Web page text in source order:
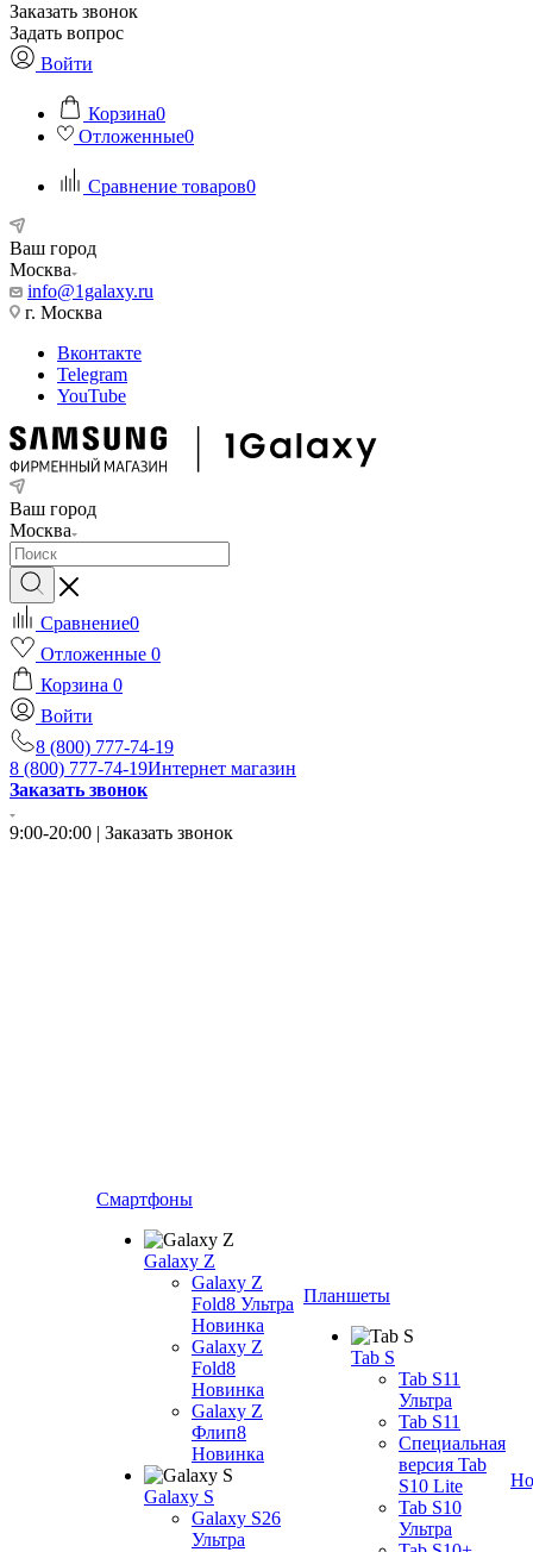
Заказать звонок
Задать вопрос
Войти
Корзина0
Отложенные0
Сравнение товаров0
Ваш город
Москва
info@1galaxy.ru
г. Москва
Вконтакте
Telegram
YouTube
Ваш город
Москва
Сравнение0
Отложенные 0
Корзина 0
Войти
8 (800) 777-74-19
8 (800) 777-74-19Интернет магазин
Заказать звонок
9:00-20:00 | Заказать звонок
Смартфоны
Galaxy Z
Galaxy Z
Fold8 Ультра
Новинка
Galaxy Z
Fold8
Новинка
Galaxy Z
Флип8
Новинка
Galaxy S
Galaxy S26
Ультра
Планшеты
Tab S
Tab S11
Ультра
Tab S11
Специальная
версия Tab
S10 Lite
Tab S10
Ультра